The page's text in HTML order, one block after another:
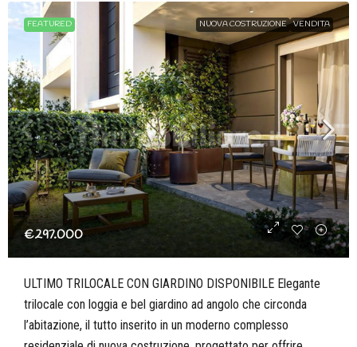
FEATURED NUOVA COSTRUZIONE VENDITA
€297.000
ULTIMO TRILOCALE CON GIARDINO DISPONIBILE Elegante
trilocale con loggia e bel giardino ad angolo che circonda
l’abitazione, il tutto inserito in un moderno complesso